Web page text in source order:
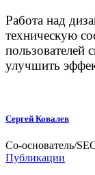
Работа над
техническую
пользователей
улучшить
Сергей Ковалев
Со-основатель/
Публикации